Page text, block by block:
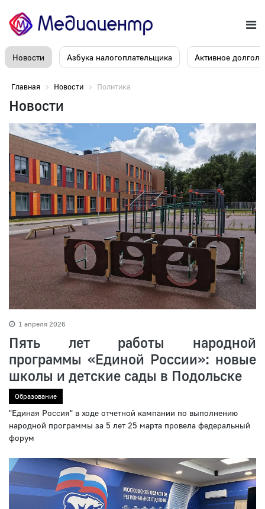
Новости Азбука налогоплательщика Активное
Главная Новости Политика
Новости
1 апреля 2026
Пять лет работы народной
программы «Единой России»: новые
школы и детские сады в Подольске
Образование
"Единая Россия" в ходе отчетной кампании по выполнению
народной программы за 5 лет 25 марта провела федеральный
форум